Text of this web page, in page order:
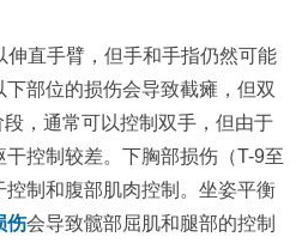
伸直手臂，但手和手指仍然可能
部位的损伤会导致截瘫，但双
，通常可以控制双手，但由于
控制较差。下胸部损伤（T-9至
制和腹部肌肉控制。坐姿平衡
伤会导致髋部屈肌和腿部的控制